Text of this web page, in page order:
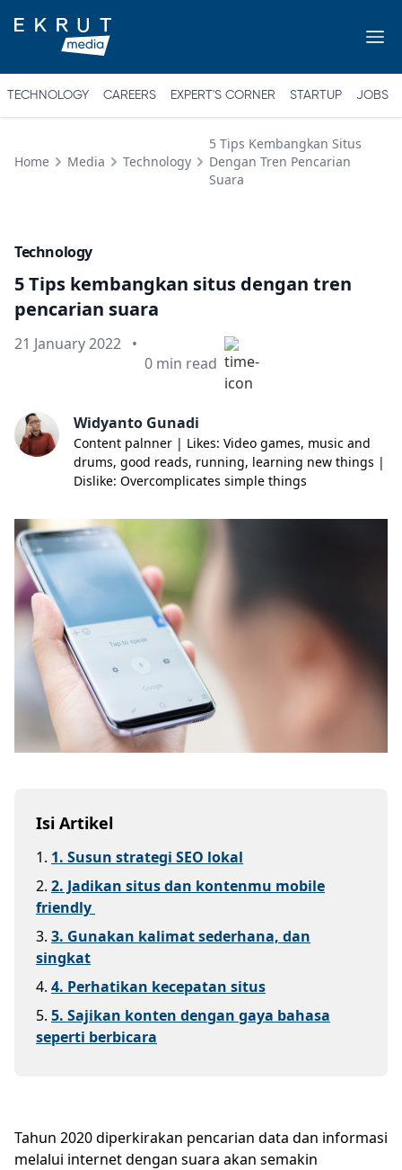
TECHNOLOGY CAREERS EXPERT'S CORNER STARTUP JOBS
Home Media Technology
5 Tips Kembangkan Situs
Dengan Tren Pencarian
Suara
Technology
5 Tips kembangkan situs dengan tren
pencarian suara
Published on
21 January 2022 •
Min read
0 min read
Widyanto Gunadi
Content palnner | Likes: Video games, music and
drums, good reads, running, learning new things |
Dislike: Overcomplicates simple things
Isi Artikel
1. 1. Susun strategi SEO lokal
2. 2. Jadikan situs dan kontenmu mobile
friendly
3. 3. Gunakan kalimat sederhana, dan
singkat
4. 4. Perhatikan kecepatan situs
5. 5. Sajikan konten dengan gaya bahasa
seperti berbicara
Tahun 2020 diperkirakan pencarian data dan informasi
melalui internet dengan suara akan semakin